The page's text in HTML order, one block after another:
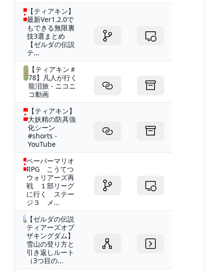
【ティアキン】
最新Ver1.2.0で
もできる無限裏
技3選まとめ
【ゼルダの伝説
テ...
【ティアキン＃
78】凡人が行く
龍泪旅 - ニコニ
コ動画
【ティアキン】
大妖精の防具強
化シーン
#shorts -
YouTube
ペーパーマリオ
RPG こうてつ
ウォリアーズ再
戦 １部リーグ
に行く ステー
ジ３ メ...
【ゼルダの伝説
ティアーズオブ
ザキングダム】
雪山の登り方と
引き返しルート
（3つ目の...